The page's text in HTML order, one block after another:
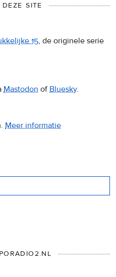
SITE
15, de originele serie
Mastodon ofBluesky.
Meer informatie